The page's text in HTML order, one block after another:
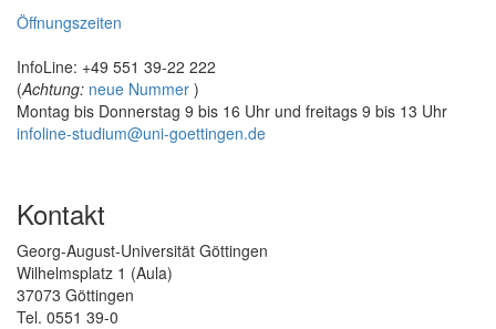
Öffnungszeiten
InfoLine: +49 551 39-22 222
(Achtung: neue Nummer )
Montag bis Donnerstag 9 bis 16 Uhr und freitags 9 bis 13 Uhr
infoline-studium@uni-goettingen.de
Kontakt
Georg-August-Universität Göttingen
Wilhelmsplatz 1 (Aula)
37073 Göttingen
Tel. 0551 39-0